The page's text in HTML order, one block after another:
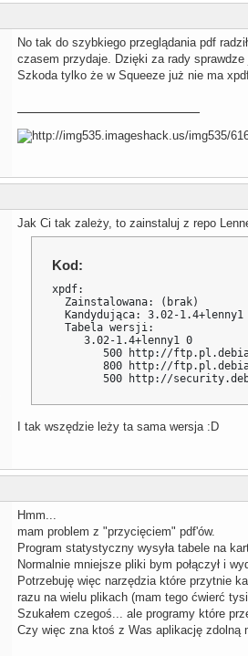
No tak do szybkiego przeglądania pdf
czasem przydaje. Dzięki za rady
Szkoda tylko że w Squeeze już nie ma
Jak Ci tak zależy, to zainstaluj z repo
Kod:
xpdf:
  Zainstalowana: (brak)
  Kandydująca: 3.02-1.4+lenny1
  Tabela wersji:
     3.02-1.4+lenny1 0
500 http://
800 http://
500 http://
I tak wszędzie leży ta sama wersja :D
Hmm...
mam problem z "przycięciem" pdf'ów.
Program statystyczny wysyła tabele na
Normalnie mniejsze pliki bym połączył i
Potrzebuję więc narzędzia które przytnie
razu na wielu plikach (mam tego ćwierć
Szukałem czegoś... ale programy które
Czy więc zna ktoś z Was aplikację zdolną